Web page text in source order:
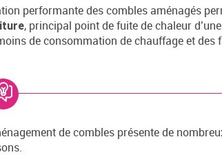
performante des combles aménagés
, principal point de fuite de chaleur
de consommation de chauffage et des
de combles présente de